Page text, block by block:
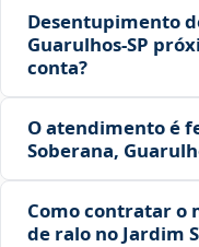
Desentupimento
Guarulhos‑SP
conta?
O atendimento é
Soberana,
Como contratar o
de ralo no Jardim